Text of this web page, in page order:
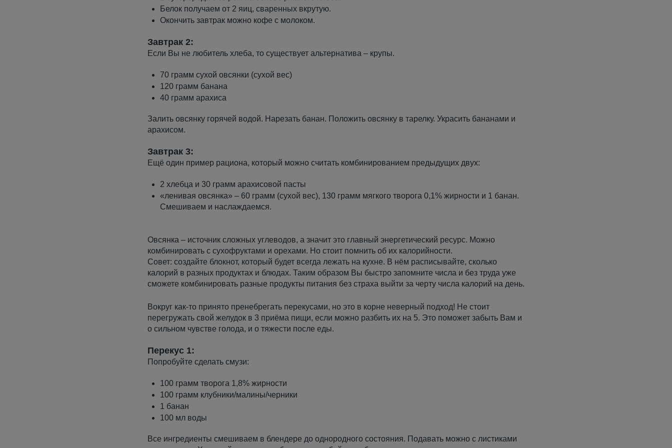
Белок получаем от 2 яиц, сваренных вкрутую.
Окончить завтрак можно кофе с молоком.
Завтрак 2:
Если Вы не любитель хлеба, то существует альтернатива – крупы.
70 грамм сухой овсянки (сухой вес)
120 грамм банана
40 грамм арахиса
Залить овсянку горячей водой. Нарезать банан. Положить овсянку в тарелку. Украсить бананами и
арахисом.
Завтрак 3:
Ещё один пример рациона, который можно считать комбинированием предыдущих двух:
2 хлебца и 30 грамм арахисовой пасты
«ленивая овсянка» – 60 грамм (сухой вес), 130 грамм мягкого творога 0,1% жирности и 1 банан.
Смешиваем и наслаждаемся.
Овсянка – источник сложных углеводов, а значит это главный энергетический ресурс. Можно
комбинировать с сухофруктами и орехами. Но стоит помнить об их калорийности.
Совет: создайте блокнот, который будет всегда лежать на кухне. В нём расписывайте, сколько
калорий в разных продуктах и блюдах. Таким образом Вы быстро запомните числа и без труда уже
сможете комбинировать разные продукты питания без страха выйти за черту числа калорий на день.
Вокруг как-то принято пренебрегать перекусами, но это в корне неверный подход! Не стоит
перегружать свой желудок в 3 приёма пищи, если можно разбить их на 5. Это поможет забыть Вам и
о сильном чувстве голода, и о тяжести после еды.
Перекус 1:
Попробуйте сделать смузи:
100 грамм творога 1,8% жирности
100 грамм клубники/малины/черники
1 банан
100 мл воды
Все ингредиенты смешиваем в блендере до однородного состояния. Подавать можно с листиками